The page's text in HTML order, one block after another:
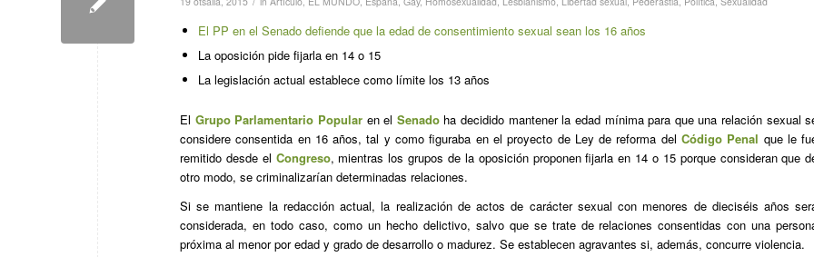
El PP en el Senado defiende que la edad de consentimiento sexual sean los 16 años
La oposición pide fijarla en 14 o 15
La legislación actual establece como límite los 13 años
El Grupo Parlamentario Popularen el Senado ha decidido mantener la edad mínima para que una relación sexual
considere consentida en 16 años, tal y como figuraba en el proyecto de Ley de reforma delCódigo Penal que le
remitido desde el Congreso, mientras los grupos de la oposición proponen fijarla en 14 o 15 porque consideran que
otro modo, se criminalizarían determinadas relaciones.
Si se mantiene la redacción actual, la realización de actos de carácter sexual con menores de dieciséis años
considerada, en todo caso, como un hecho delictivo, salvo que se trate de relaciones consentidas con una
próxima al menor por edad y grado de desarrollo o madurez. Se establecen agravantes si, además, concurre violencia.